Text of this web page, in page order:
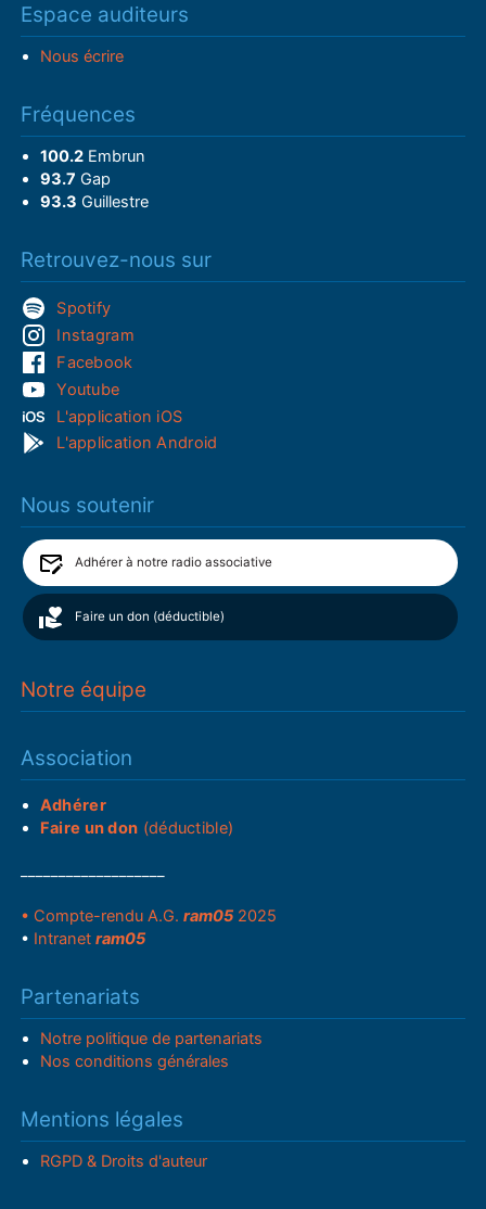
Espace auditeurs
Nous écrire
Fréquences
100.2Embrun
93.7 Gap
93.3 Guillestre
Retrouvez-nous sur
Spotify
Instagram
Facebook
Youtube
L'application iOS
L'application Android
Nous soutenir
Adhérer à notre radio associative
Faire un don (déductible)
Notre équipe
Association
Adhérer
Faire un don (déductible)
• Compte-rendu A.G.ram05 2025
• Intranetram05
Partenariats
Notre politique de partenariats
Nos conditions générales
Mentions légales
RGPD & Droits d'auteur